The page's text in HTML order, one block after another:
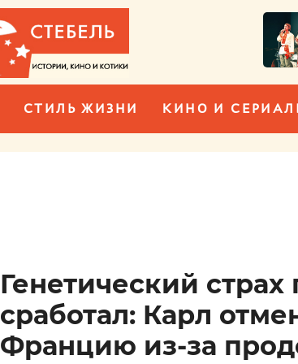
СТИЛЬ ЖИЗНИ КИНО И
Генетический
сработал: Карл
Францию из-за